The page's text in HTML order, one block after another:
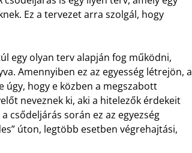
Ez a tervezet arra szolgál, hogy
egy olyan terv alapján fog működni,
Amennyiben ez az egyesség létrejön, a
hogy e közben a megszabott
neveznek ki, aki a hitelezők érdekeit
csődeljárás során ez az egyezség
úton, legtöbb esetben végrehajtási,